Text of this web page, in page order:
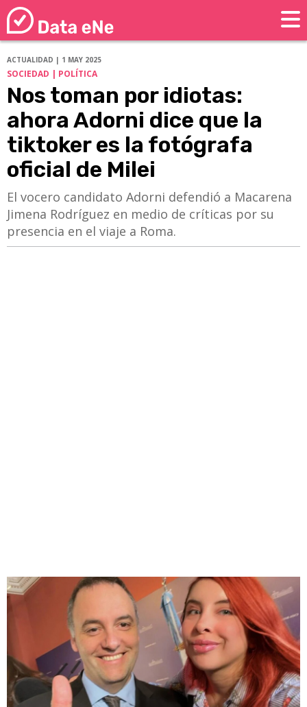
ACTUALIDAD | 1 MAY 2025
SOCIEDAD | POLÍTICA
Nos toman por idiotas:
ahora Adorni dice que la
tiktoker es la fotógrafa
oficial de Milei
El vocero candidato Adorni defendió a Macarena
Jimena Rodríguez en medio de críticas por su
presencia en el viaje a Roma.